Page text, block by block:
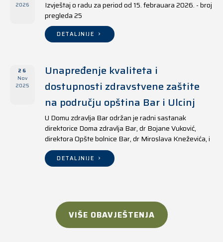
2026
Izvještaj o radu za period od 15. febrauara 2026. - broj
pregleda 25
DETALJNIJE
26
Nov
2025
Unapređenje kvaliteta i
dostupnosti zdravstvene zaštite
na području opština Bar i Ulcinj
U Domu zdravlja Bar održan je radni sastanak
direktorice Doma zdravlja Bar, dr Bojane Vuković,
direktora Opšte bolnice Bar, dr Miroslava Kneževića, i
direktora Doma zdravlja Ulcinj, Kreshnika Mustafe.
DETALJNIJE
VIŠE OBAVJEŠTENJA